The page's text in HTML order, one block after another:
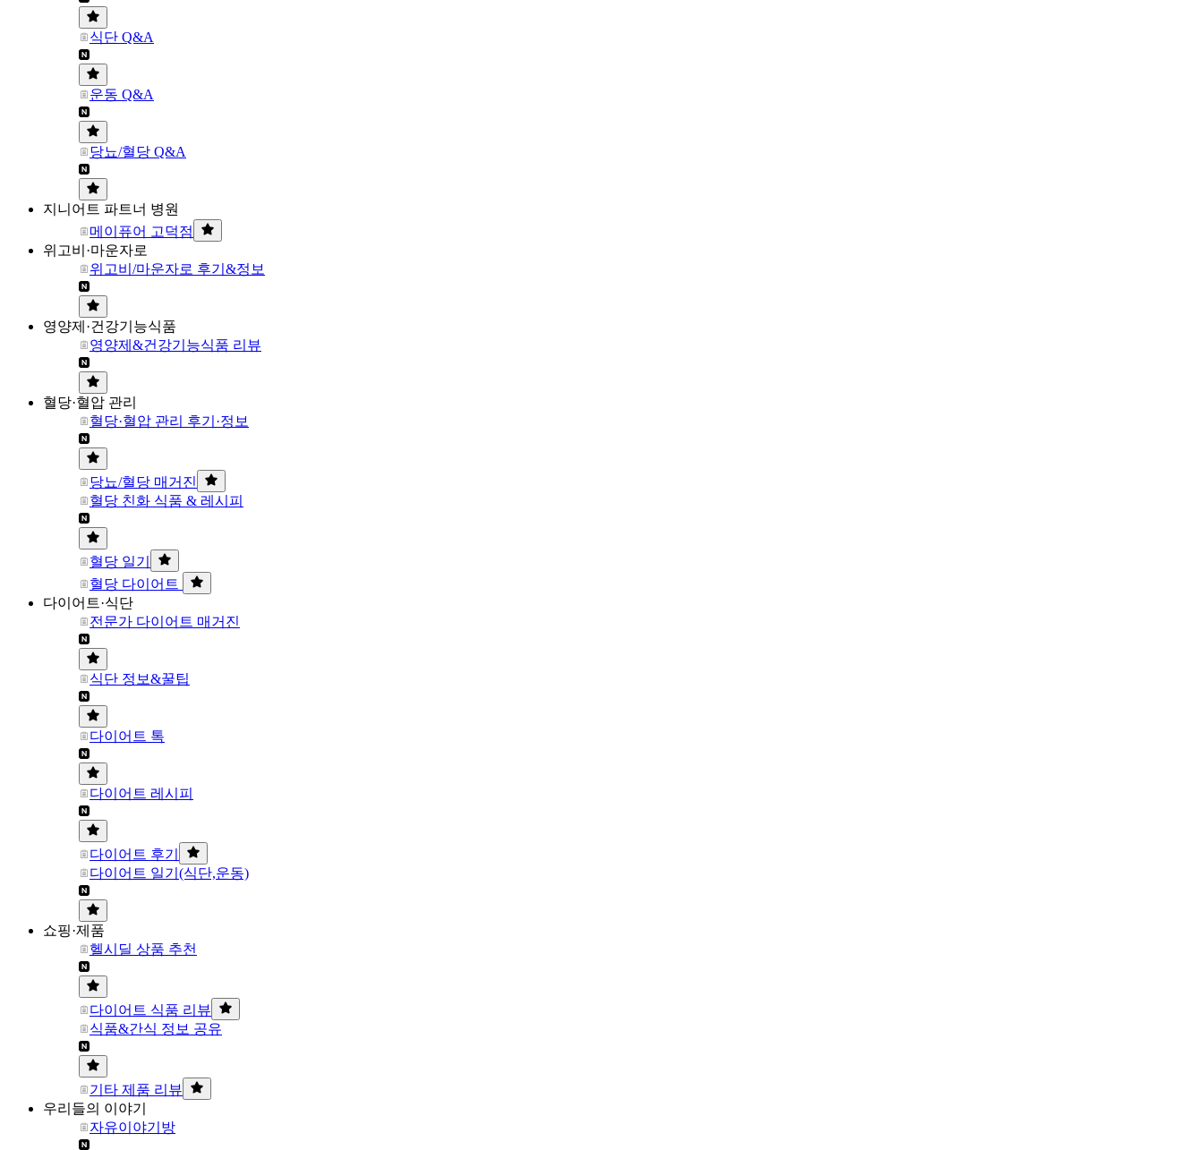
식단 Q&A
운동 Q&A
당뇨/혈당 Q&A
지니어트 파트너 병원
메이퓨어 고덕점
위고비·마운자로
위고비/마운자로 후기&정보
영양제·건강기능식품
영양제&건강기능식품 리뷰
혈당·혈압 관리
혈당·혈압 관리 후기·정보
당뇨/혈당 매거진
혈당 친화 식품 & 레시피
혈당 일기
혈당 다이어트
다이어트·식단
전문가 다이어트 매거진
식단 정보&꿀팁
다이어트 톡
다이어트 레시피
다이어트 후기
다이어트 일기(식단,운동)
쇼핑·제품
헬시딜 상품 추천
다이어트 식품 리뷰
식품&간식 정보 공유
기타 제품 리뷰
우리들의 이야기
자유이야기방